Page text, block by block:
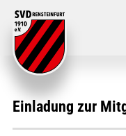
Einladung zur